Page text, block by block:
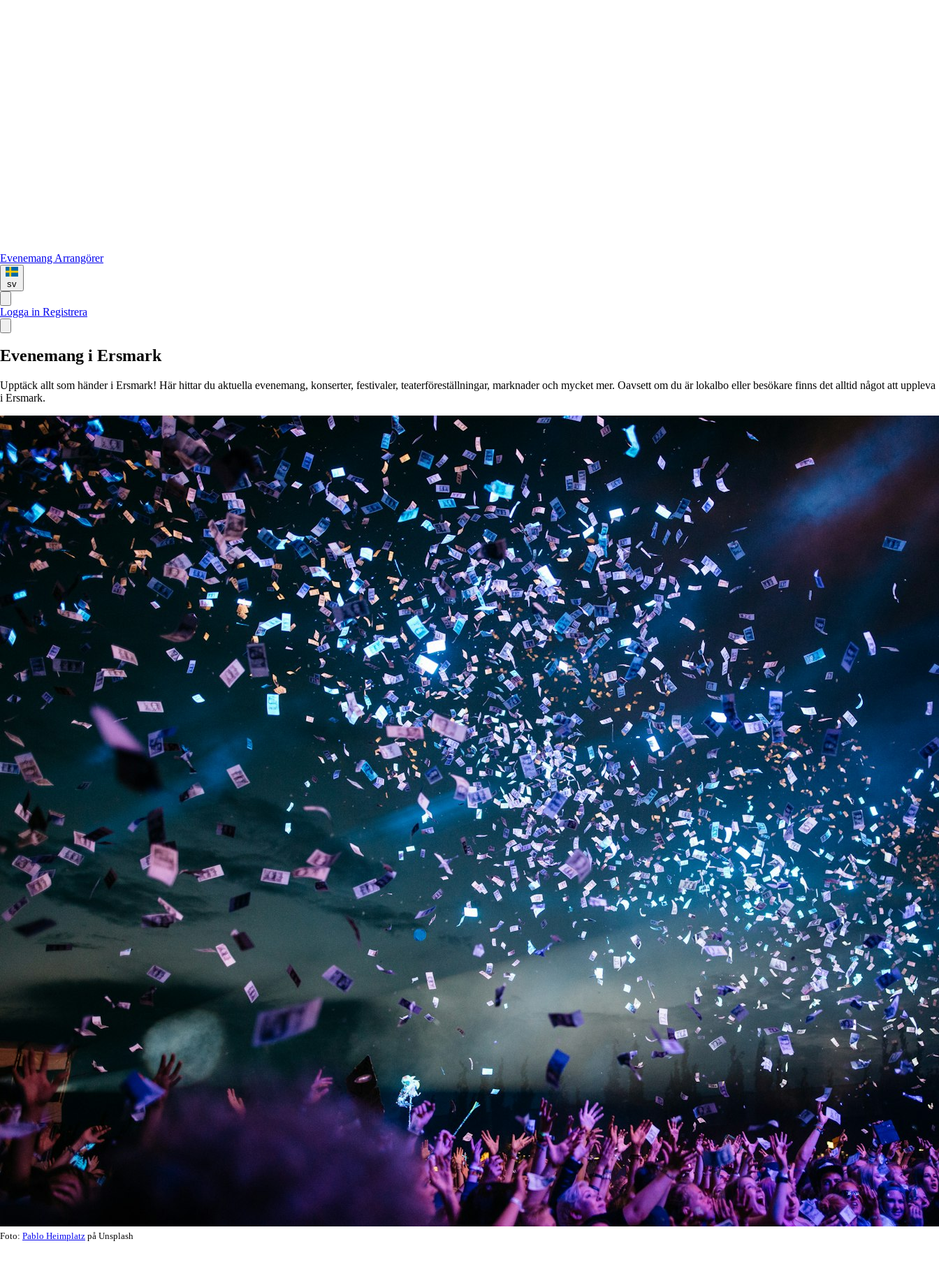
Evenemang Arrangörer
sv
Logga in Registrera
Evenemang i Ersmark
Upptäck allt som händer i Ersmark! Här hittar du aktuella evenemang, konserter, festivaler, teaterföreställningar, marknader och mycket mer. Oavsett om du är lokalbo eller besökare finns det alltid något att uppleva
i Ersmark.
Foto: Pablo Heimplatz på Unsplash